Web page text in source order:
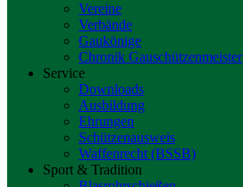
Vereine
Verbände
Gaukönige
Chronik Gauschützenmeister
Service
Downloads
Ausbildung
Ehrungen
Schützenausweis
Waffenrecht (BSSB)
Sport & Tradition